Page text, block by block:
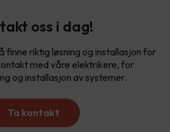
oss i dag!
finne riktig løsning og installasjon for
med våre elektrikere, for
og installasjon av systemer.
Ta kontakt